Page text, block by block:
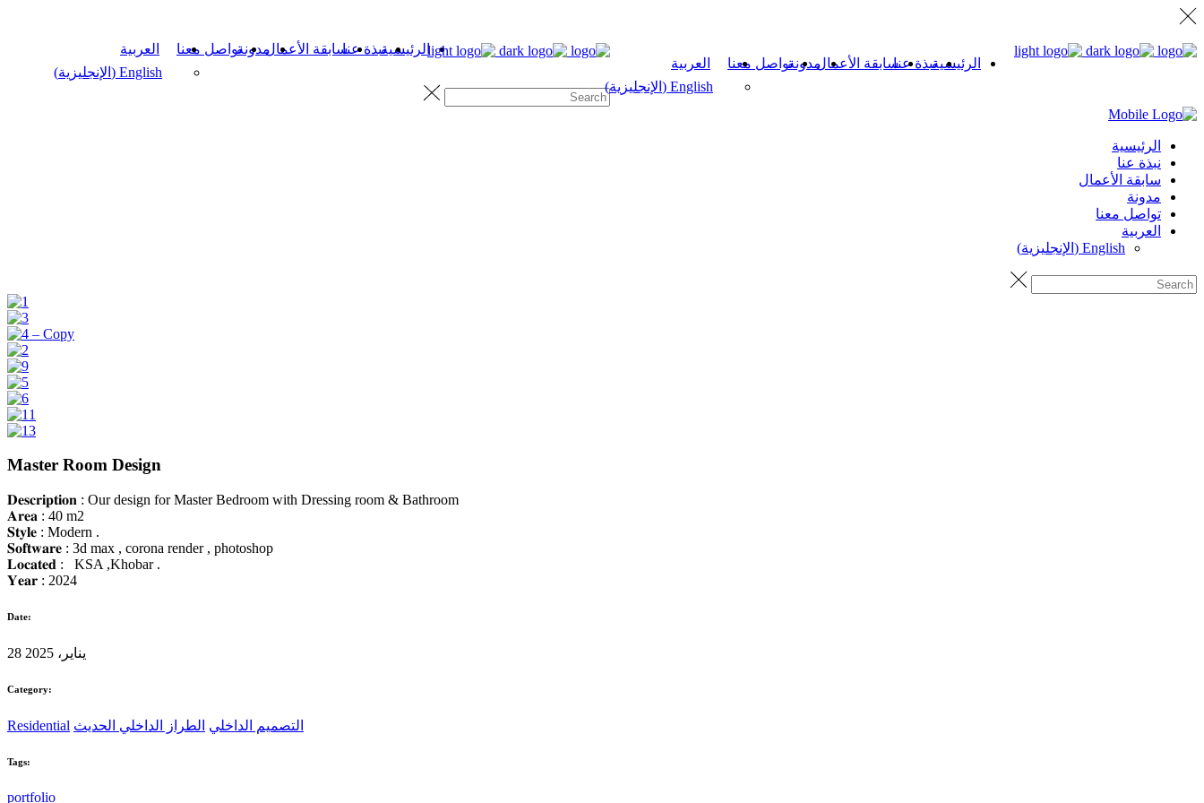
الرئيسيةنبذة عناسابقة الأعمالمدونةتواصل معنا
العربية
English
( الإنجليزية)
الرئيسيةنبذة عناسابقة الأعمالمدونةتواصل معنا
العربية
English
( الإنجليزية)
الرئيسية
نبذة عنا
سابقة الأعمال
مدونة
تواصل معنا
العربية
English
( الإنجليزية)
Master Room Design
𝐃𝐞𝐬𝐜𝐫𝐢𝐩𝐭𝐢𝐨𝐧 : Our design for Master Bedroom with Dressing room & Bathroom
𝐀𝐫𝐞𝐚 : 40 m2
𝐒𝐭𝐲𝐥𝐞 : Modern .
𝐒𝐨𝐟𝐭𝐰𝐚𝐫𝐞 : 3d max , corona render , photoshop
𝐋𝐨𝐜𝐚𝐭𝐞𝐝 : KSA ,Khobar .
𝐘𝐞𝐚𝐫 : 2024
Date:
28 يناير، 2025
Category:
Residential التصميم الداخلي الطراز الداخلي الحديث
Tags:
portfolio